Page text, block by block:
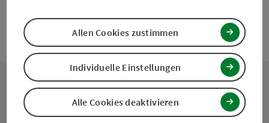
KontaktAlle Cookies deaktivieren
Individuelle Einstellungen
Allen Cookies zustimmen